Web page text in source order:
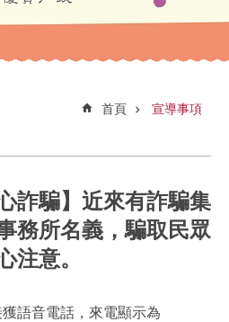
首頁 宣導事項
詐騙】近來有詐騙集
務所名義，騙取民眾
注意。
語音電話，來電顯示為